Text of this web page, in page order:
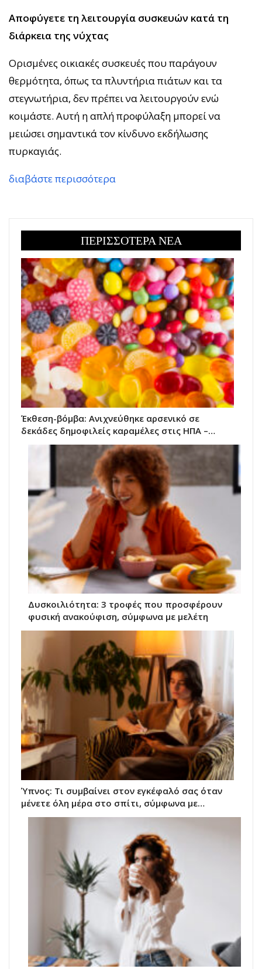
Αποφύγετε τη λειτουργία συσκευών κατά τη
διάρκεια της νύχτας
Ορισμένες οικιακές συσκευές που παράγουν
θερμότητα, όπως τα πλυντήρια πιάτων και τα
στεγνωτήρια, δεν πρέπει να λειτουργούν ενώ
κοιμάστε. Αυτή η απλή προφύλαξη μπορεί να
μειώσει σημαντικά τον κίνδυνο εκδήλωσης
πυρκαγιάς.
διαβάστε περισσότερα
ΠΕΡΙΣΣΟΤΕΡΑ ΝΕΑ
Έκθεση-βόμβα: Ανιχνεύθηκε αρσενικό σε
δεκάδες δημοφιλείς καραμέλες στις ΗΠΑ –…
Δυσκοιλιότητα: 3 τροφές που προσφέρουν
φυσική ανακούφιση, σύμφωνα με μελέτη
Ύπνος: Τι συμβαίνει στον εγκέφαλό σας όταν
μένετε όλη μέρα στο σπίτι, σύμφωνα με…